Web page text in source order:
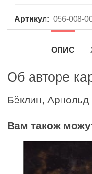
Артикул: 056-008-
ОПИС
Об авторе
Бёклин, Арнольд
Вам також